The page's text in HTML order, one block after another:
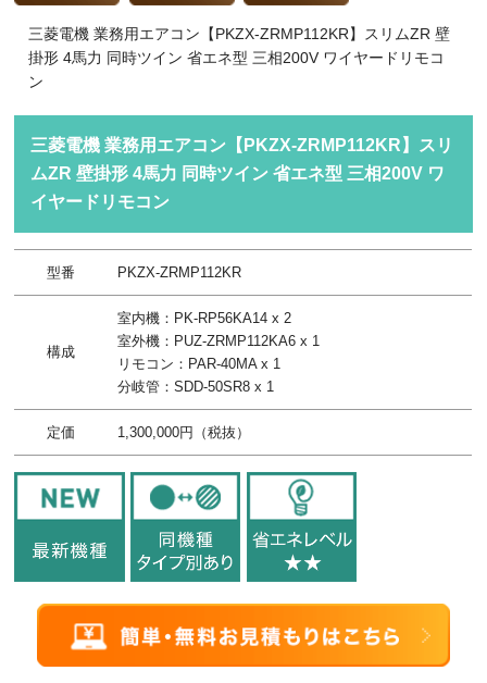
三菱電機 業務用エアコン【PKZX-ZRMP112KR】スリムZR 壁
掛形 4馬力 同時ツイン 省エネ型 三相200V ワイヤードリモコ
ン
三菱電機 業務用エアコン【PKZX-ZRMP112KR】スリ
ムZR 壁掛形 4馬力 同時ツイン 省エネ型 三相200V ワ
イヤードリモコン
型番 PKZX-ZRMP112KR
構成
室内機：PK-RP56KA14 x 2
室外機：PUZ-ZRMP112KA6 x 1
リモコン：PAR-40MA x 1
分岐管：SDD-50SR8 x 1
定価 1,300,000円（税抜）